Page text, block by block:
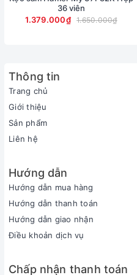
cập hoàn toàn bình
2020.
36 viên
1.379.000₫
1.650.000₫
Thông tin
Trang chủ
Giới thiệu
Sản phẩm
Liên hệ
Hướng dẫn
Hướng dẫn mua hàng
Hướng dẫn thanh toán
Hướng dẫn giao nhận
Điều khoản dịch vụ
Chấp nhận thanh toán